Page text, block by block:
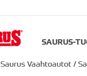
SAURUS-
Saurus Vaahtoautot /